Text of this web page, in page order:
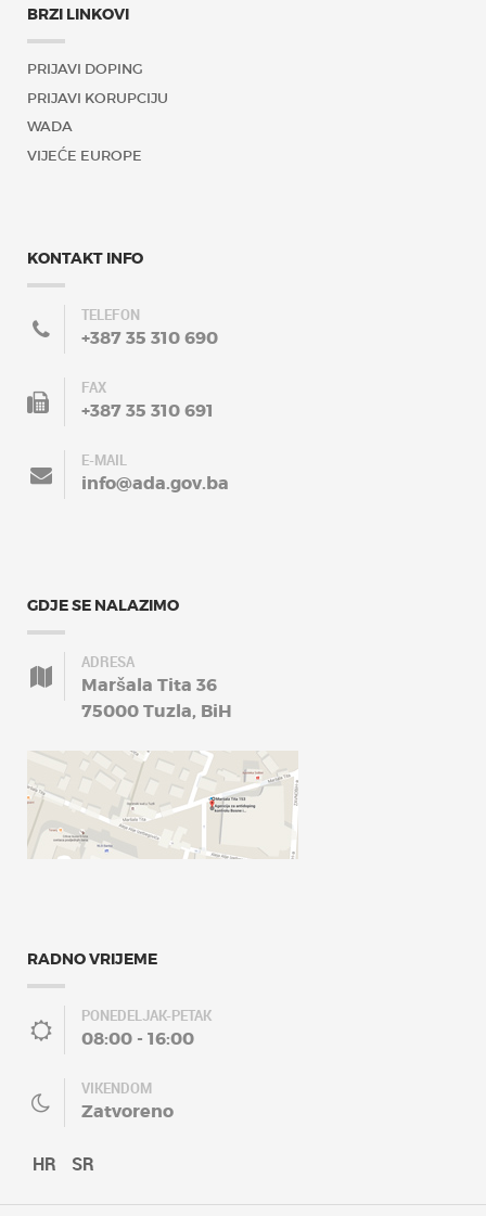
BRZI LINKOVI
PRIJAVI DOPING
PRIJAVI KORUPCIJU
WADA
VIJEĆE EUROPE
KONTAKT INFO
TELEFON
+387 35 310 690
FAX
+387 35 310 691
E-MAIL
info@ada.gov.ba
GDJE SE NALAZIMO
ADRESA
Maršala Tita 36
75000 Tuzla, BiH
RADNO VRIJEME
PONEDELJAK-PETAK
08:00 - 16:00
VIKENDOM
Zatvoreno
HR SR